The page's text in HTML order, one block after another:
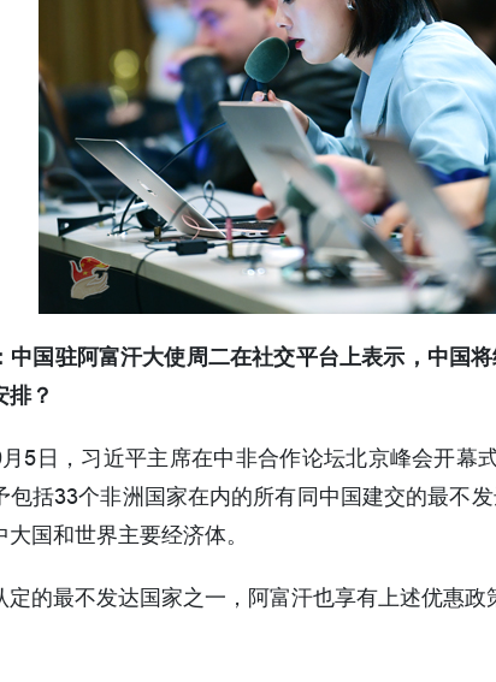
中国驻阿富汗大使周二在社交平台上表示，中国
排？
5日，习近平主席在中非合作论坛北京峰会开幕
包括33个非洲国家在内的所有同中国建交的最不
国和世界主要经济体。
定的最不发达国家之一，阿富汗也享有上述优惠